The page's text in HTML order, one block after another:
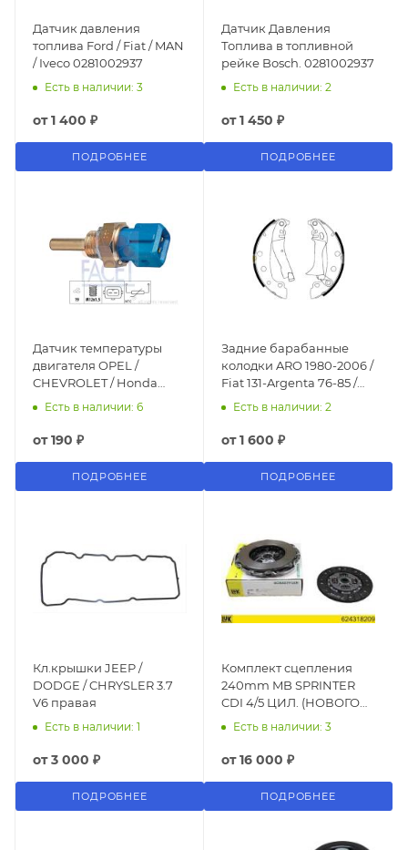
Датчик давления
топлива Ford / Fiat / MAN
/ Iveco 0281002937
Есть в наличии: 3
от1 400 ₽
ПОДРОБНЕЕ
Датчик Давления
Топлива в топливной
рейке Bosch. 0281002937
Есть в наличии: 2
от1 450 ₽
ПОДРОБНЕЕ
Датчик температуры
двигателя OPEL /
CHEVROLET / Honda
Accord
Есть в наличии: 6
от190 ₽
ПОДРОБНЕЕ
Задние барабанные
колодки ARO 1980-2006 /
Fiat 131-Argenta 76-85 /
Peugeot 305 79-90 /
84-96
Есть в наличии: 2
от1 600 ₽
ПОДРОБНЕЕ
Кл.крышки JEEP /
DODGE / CHRYSLER 3.7
V6 правая
Есть в наличии: 1
от3 000 ₽
ПОДРОБНЕЕ
Комплект сцепления
240mm MB SPRINTER
CDI 4/5 ЦИЛ. (НОВОГО
ОБРАЗЦА) 2000-
12MM LUK 624318209
Есть в наличии: 3
от16 000 ₽
ПОДРОБНЕЕ